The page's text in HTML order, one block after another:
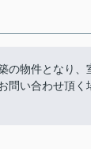
の物件となり、
問い合わせ頂く